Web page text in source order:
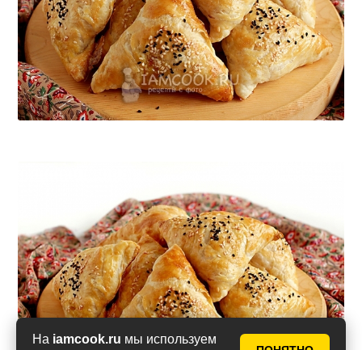
На iamcook.ru мы используем